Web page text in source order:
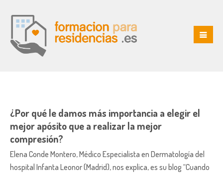
¿Por qué le damos más importancia a elegir el
mejor apósito que a realizar la mejor
compresión?
Elena Conde Montero, Médico Especialista en Dermatología del
hospital Infanta Leonor (Madrid), nos explica, es su blog “Cuando